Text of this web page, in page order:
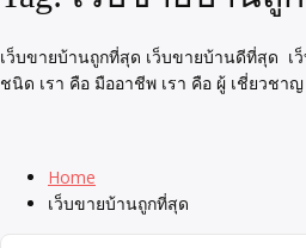
เว็บขายบ้านถูกที่สุด เว็บขายบ้านดีที่สุด
ชนิด เรา คือ มืออาชีพ เรา คือ ผู้ เชี่ยวช
Home
เว็บขายบ้านถูกที่สุด